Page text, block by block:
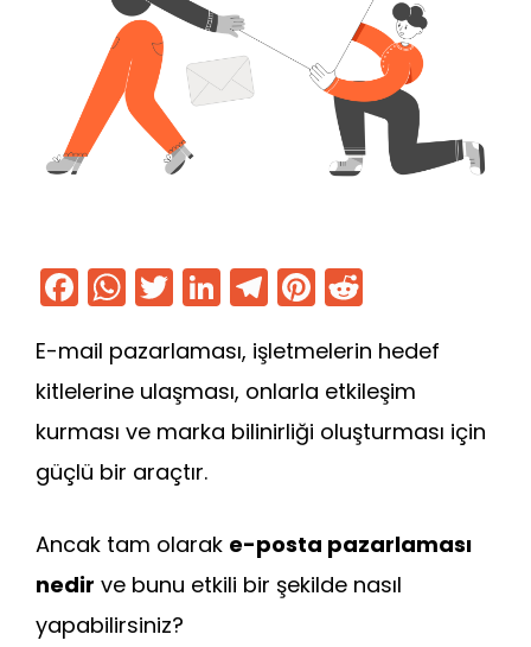
F
a
c
e
b
o
k
W
h
a
ts
A
p
T
w
itt
er
Li
n
k
e
dI
T
el
e
gr
a
Pi
nt
er
e
st
d
di
t
E-mail pazarlaması, işletmelerin hedef
kitlelerine ulaşması, onlarla etkileşim
kurması ve marka bilinirliği oluşturması için
güçlü bir araçtır.
Ancak tam olarak e-posta pazarlaması
nedir ve bunu etkili bir şekilde nasıl
yapabilirsiniz?